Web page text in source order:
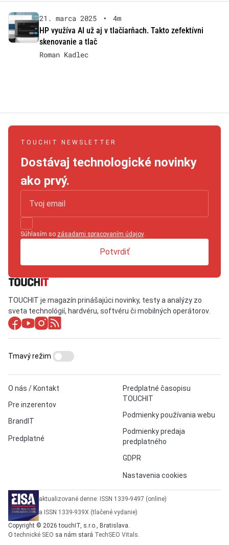
21. marca 2025 •
4m
HP využíva AI už aj v tlačiarňach. Takto zefektívni
skenovanie a tlač
Roman Kadlec
TOUCHIT NEWSLETTER
Dostávaj technologické novinky
ako prvý.
Súhlasím so zásadami spracovaním údajov.
Potvrdiť
TOUCHIT je magazín prinášajúci novinky, testy a analýzy zo
sveta technológií, hardvéru, softvéru či mobilných operátorov.
O nás / Kontakt
Pre inzerentov
BrandIT
Predplatné
Predplatné časopisu
TOUCHIT
Podmienky používania webu
Podmienky predaja
predplatného
GDPR
Nastavenia cookies
Tmavý režim
aktualizované denne: ISSN 1339-9497 (online)
a ISSN 1339-939X (tlačené vydanie)
Copyright © 2026 touchIT, s.r.o., Bratislava.
Otechnické SEO sa nám stará TechSEO Vitals